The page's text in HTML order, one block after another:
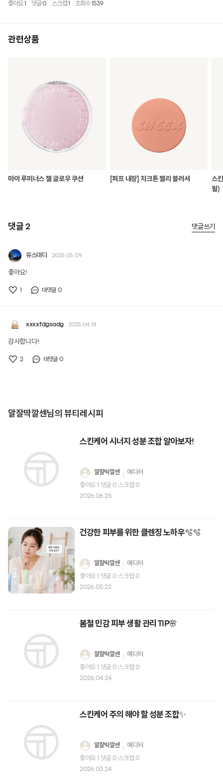
좋아요 1 댓글0 스크랩1 조회수1539
관련상품
마이 루미너스 젤 글로우 쿠션 [퍼프 내장] 치크톤 젤리 블러셔
스
필)
댓글 2 댓글쓰기
유스대디 2025.05.09
좋아요!
1 대댓글 0
xxxxfdgsadg 2025.04.18
감사합니다!
2 대댓글 0
알잘딱깔센님의 뷰티레시피
스킨케어 시너지 성분 조합 알아보자!
알잘딱깔센 에디터
좋아요 댓글 0 스크랩 0
2026.06.25
건강한 피부를 위한 클렌징 노하우🫧🫧
알잘딱깔센 에디터
좋아요 댓글 0 스크랩 0
2026.05.22
봄철 민감 피부 생활 관리 TIP🌸
알잘딱깔센 에디터
좋아요 댓글 0 스크랩 0
2026.04.24
스킨케어 주의 해야 할 성분 조합✨
알잘딱깔센 에디터
좋아요 댓글 0 스크랩 0
2026.03.24